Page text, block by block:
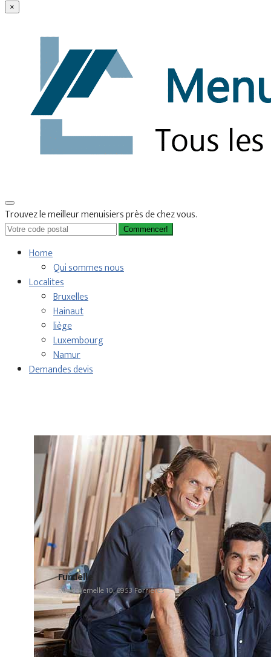
×
Trouvez le meilleur menuisiers près de chez vous.
Commencer!
Home
Qui sommes nous
Localites
Bruxelles
Hainaut
liège
Luxembourg
Namur
Demandes devis
Furdelle
Rue de Jemelle 10, 6953 Forrières